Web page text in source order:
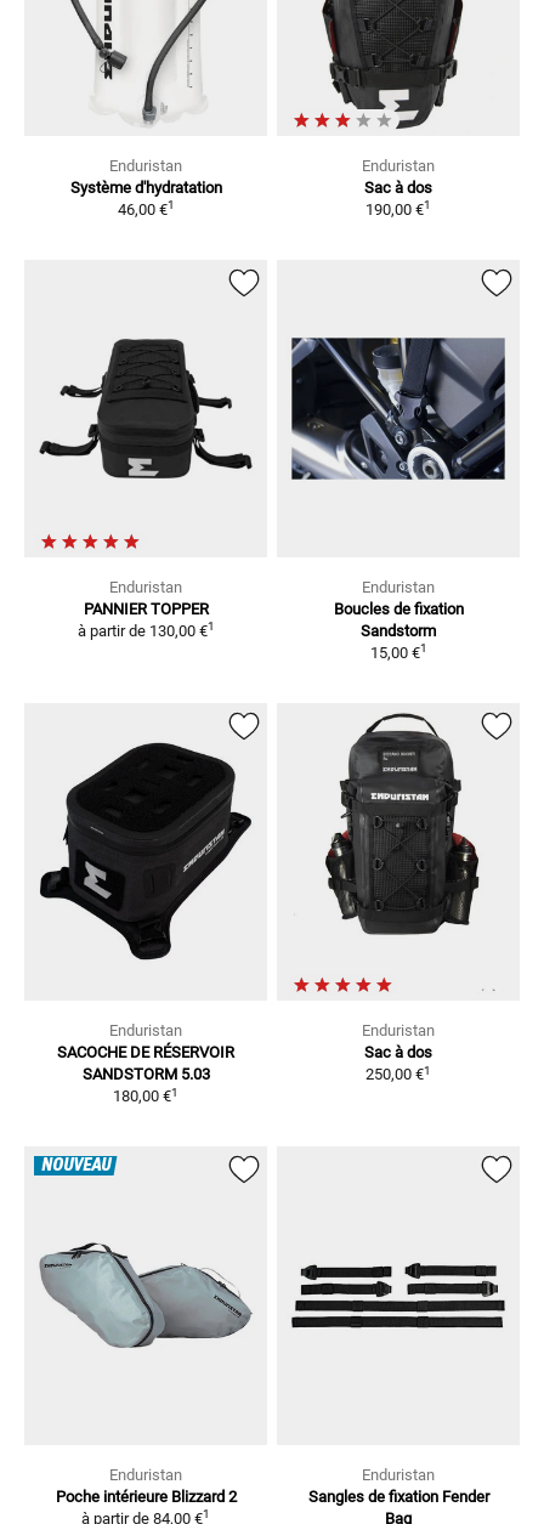
Enduristan
Système d'hydratation
46,00 €1
Enduristan
Sac à dos
190,00 €1
Enduristan
PANNIER TOPPER
à partir de 130,00 €1
Enduristan
Boucles de fixation
Sandstorm
15,00 €1
Enduristan
SACOCHE DE RÉSERVOIR
SANDSTORM 5.03
180,00 €1
Enduristan
Sac à dos
250,00 €1
NOUVEAU
Enduristan
Poche intérieure Blizzard 2
à partir de 84,00 €1
Enduristan
Sangles de fixation Fender
Bag